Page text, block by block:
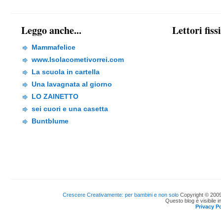
Leggo anche...
Mammafelice
www.Isolacometivorrei.com
La scuola in cartella
Una lavagnata al giorno
LO ZAINETTO
sei cuori e una casetta
Buntblume
Lettori fissi
Crescere Creativamente: per bambini e non solo Copyright ©
Questo blog è visibile
Privacy